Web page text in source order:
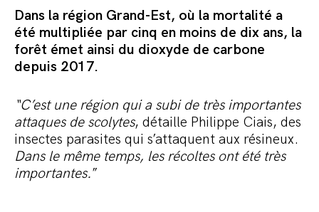
Dans la région Grand-Est, où la mortalité a
été multipliée par cinq en moins de dix ans, la
forêt émet ainsi du dioxyde de carbone
depuis 2017.
“C’est une région qui a subi de très importantes
attaques de scolytes, détaille Philippe Ciais, des
insectes parasites qui s’attaquent aux résineux.
Dans le même temps, les récoltes ont été très
importantes.”